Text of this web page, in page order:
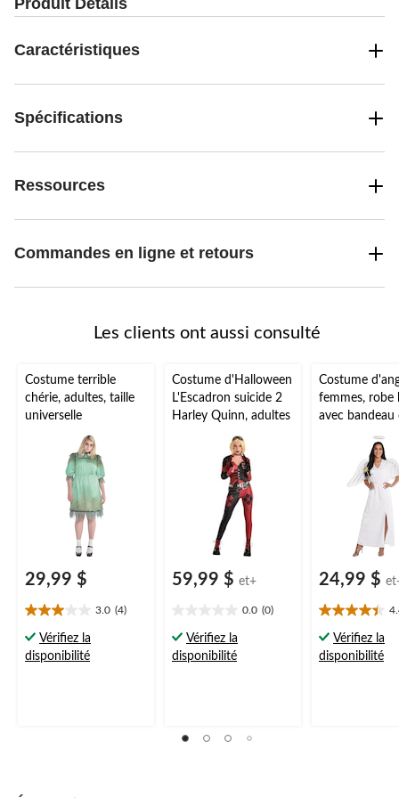
Produit Détails
Caractéristiques
Spécifications
Ressources
Commandes en ligne et retours
Les clients ont aussi consulté
Costume terrible
chérie, adultes, taille
universelle
29,99 $
3.0 (4)
3.0
étoile(s)
sur
Vérifiez la
disponibilité
Costume d'Halloween
L'Escadron suicide 2
Harley Quinn, adultes
59,99 $ et+
0.0 (0)
étoile(s)
sur
Vérifiez la
disponibilité
Costume
femmes, robe
avec bandeau
tailles variées
24,99 $
4.4
étoile(s)
sur
Vérifiez la
disponibilité